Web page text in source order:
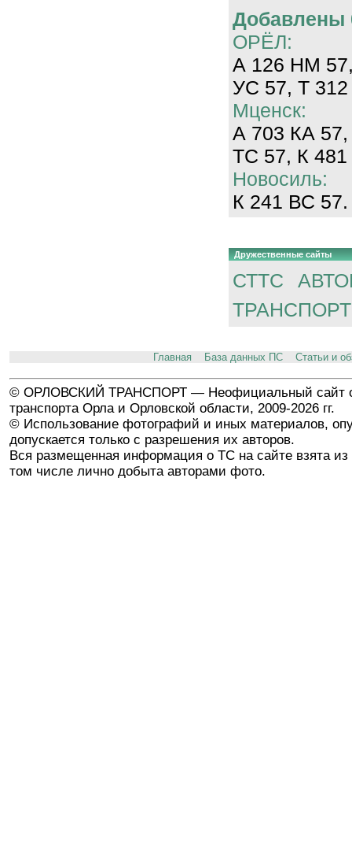
Добавлены
ОРЁЛ:
А 126 НМ
УС 57, Т
Мценск:
А 703 КА
ТС 57, К
Новосиль:
К 241 ВС 57.
Дружественные сайты
СТТС
ТРАНСПОРТ
Главная База данных ПС Статьи и
© ОРЛОВСКИЙ ТРАНСПОРТ — Неофициальный сайт
транспорта Орла и Орловской области, 2009-2026 гг.
© Использование фотографий и иных материалов,
допускается только с разрешения их авторов.
Вся размещенная информация о ТС на сайте взята из
том числе лично добыта авторами фото.